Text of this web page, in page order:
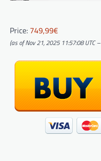
Price: 749,99€
(as of Nov 21, 2025 11:57:08 UTC –